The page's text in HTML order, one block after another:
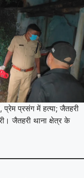
प्रसंग में हत्या; जैतहरी
जैतहरी थाना क्षेत्र के